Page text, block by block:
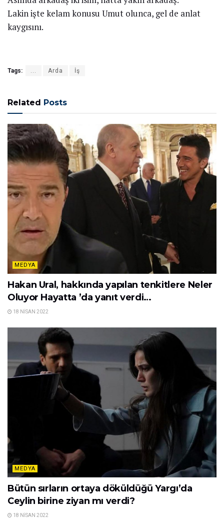
Lakin işte kelam konusu Umut olunca, gel de anlat
kaygısını.
Tags: ... Arda İş
Related Posts
MEDYA
Hakan Ural, hakkında yapılan tenkitlere Neler
Oluyor Hayatta ’da yanıt verdi…
18 NISAN 2022
MEDYA
Bütün sırların ortaya döküldüğü Yargı’da
Ceylin birine ziyan mı verdi?
18 NISAN 2022